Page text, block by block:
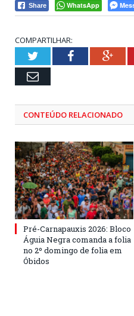
Share WhatsApp
COMPARTILHAR:
TwitterFacebook
Email
CONTEÚDO RELACIONADO
Pré-Carnapauxis 2026: Bloco
Águia Negra comanda a folia
no 2º domingo de folia em
Óbidos